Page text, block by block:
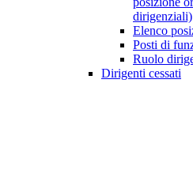
dirigenziali)
Elenco
Posti di
Ruolo
Dirigenti cessati